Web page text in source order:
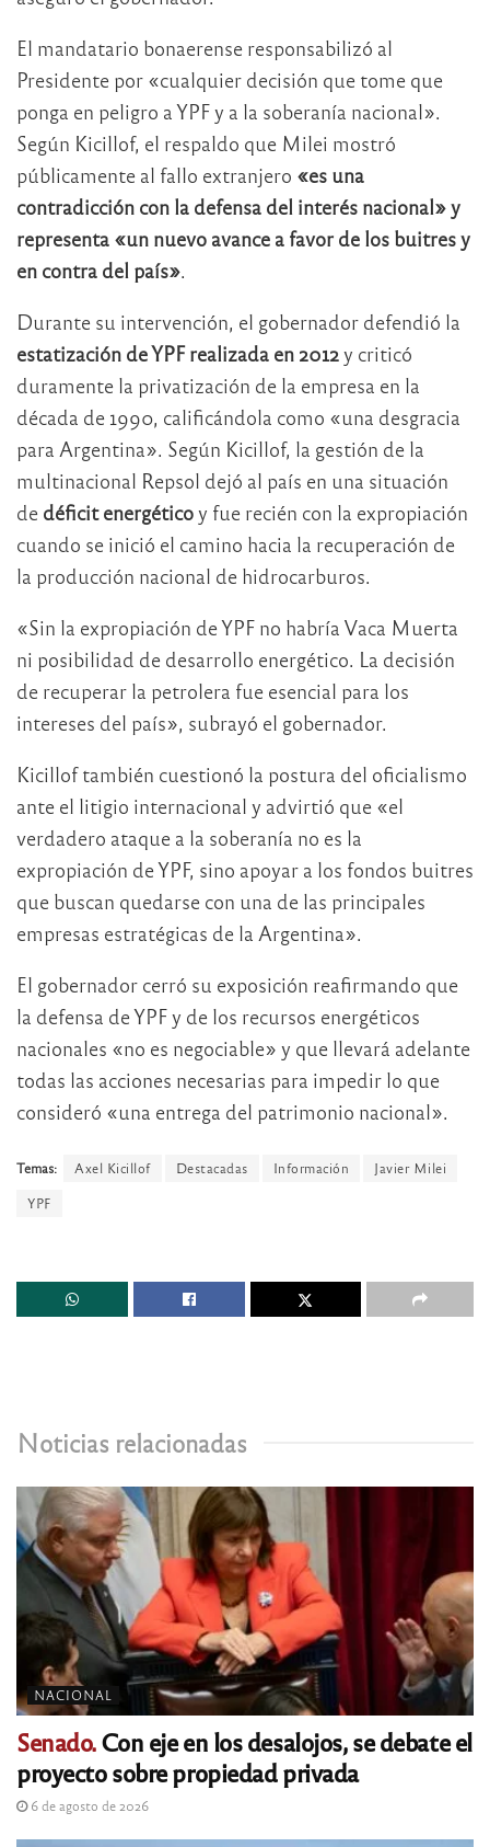
El mandatario bonaerense responsabilizó al
Presidente por «cualquier decisión que tome que
ponga en peligro a YPF y a la soberanía nacional».
Según Kicillof, el respaldo que Milei mostró
públicamente al fallo extranjero «es una
contradicción con la defensa del interés nacional» y
representa «un nuevo avance a favor de los buitres y
en contra del país».
Durante su intervención, el gobernador defendió la
estatización de YPF realizada en 2012y criticó
duramente la privatización de la empresa en la
década de 1990, calificándola como «una desgracia
para Argentina». Según Kicillof, la gestión de la
multinacional Repsol dejó al país en una situación
de déficit energéticoy fue recién con la expropiación
cuando se inició el camino hacia la recuperación de
la producción nacional de hidrocarburos.
«Sin la expropiación de YPF no habría Vaca Muerta
ni posibilidad de desarrollo energético. La decisión
de recuperar la petrolera fue esencial para los
intereses del país», subrayó el gobernador.
Kicillof también cuestionó la postura del oficialismo
ante el litigio internacional y advirtió que «el
verdadero ataque a la soberanía no es la
expropiación de YPF, sino apoyar a los fondos buitres
que buscan quedarse con una de las principales
empresas estratégicas de la Argentina».
El gobernador cerró su exposición reafirmando que
la defensa de YPF y de los recursos energéticos
nacionales «no es negociable» y que llevará adelante
todas las acciones necesarias para impedir lo que
consideró «una entrega del patrimonio nacional».
Temas: Axel Kicillof Destacadas Información
Javier Milei
YPF
Noticias relacionadas
NACIONAL
Senado.Con eje en los desalojos, se debate el
proyecto sobre propiedad privada
6 de agosto de 2026